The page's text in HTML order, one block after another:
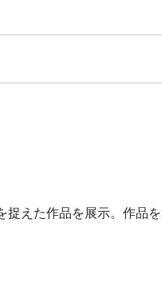
えた作品を展示。作品